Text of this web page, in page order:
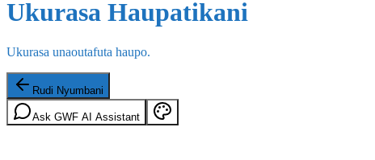
Ukurasa Haupatikani
Ukurasa unaoutafuta haupo.
Rudi Nyumbani
Ask GWF AI Assistant